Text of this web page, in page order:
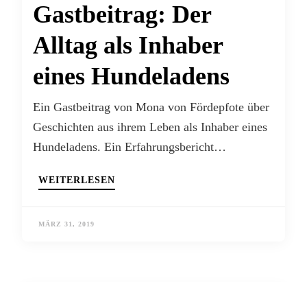
Gastbeitrag: Der
Alltag als Inhaber
eines Hundeladens
Ein Gastbeitrag von Mona von Fördepfote über
Geschichten aus ihrem Leben als Inhaber eines
Hundeladens. Ein Erfahrungsbericht…
WEITERLESEN
MÄRZ 31, 2019